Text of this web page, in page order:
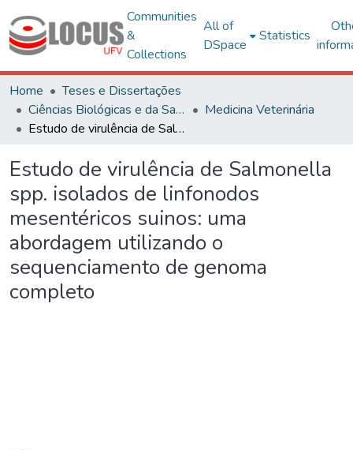
Communities
&
Collections
All of
DSpace
Statistics
Home
Teses e Dissertações
Ciências Biológicas e da Saúde
Medicina Veterinária
Estudo de virulência de Salmonella spp. isolados de linfonodos mesentéricos suinos: uma abordagem utilizando o sequenciamento de genoma completo
Estudo de virulência de Salmonella
spp. isolados de linfonodos
mesentéricos suinos: uma
abordagem utilizando o
sequenciamento de genoma
completo